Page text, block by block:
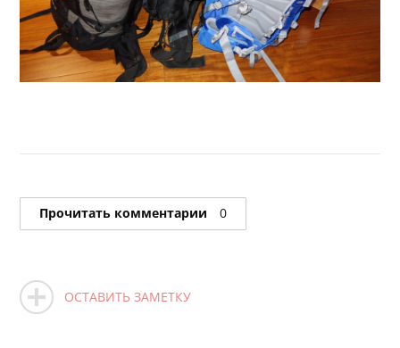
Прочитать комментарии 0
ОСТАВИТЬ ЗАМЕТКУ